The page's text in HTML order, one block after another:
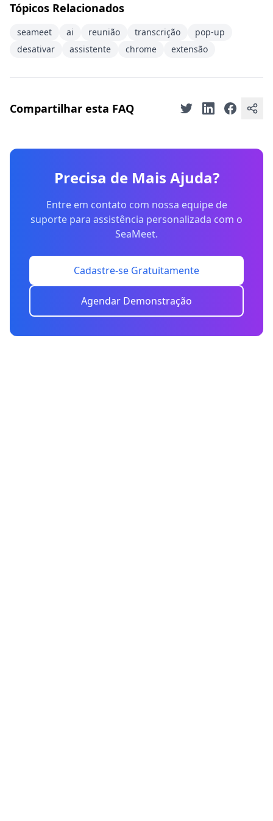
Tópicos Relacionados
seameet ai reunião transcrição
pop-up
desativar
assistente chrome extensão
Compartilhar esta FAQ
Precisa de Mais Ajuda?
Entre em contato com nossa equipe de
suporte para assistência personalizada com o
SeaMeet.
Cadastre-se Gratuitamente
Agendar Demonstração